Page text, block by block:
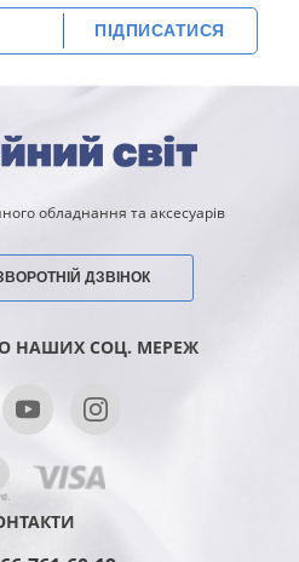
ПІДПИСАТИСЯ
обладнання та аксесуарів
ДЗВІНОК
НАШИХ СОЦ. МЕРЕЖ